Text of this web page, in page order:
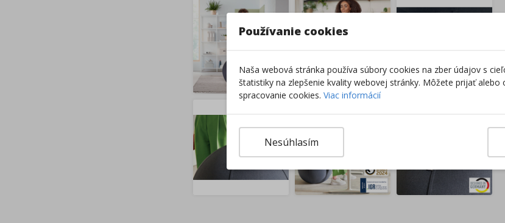
Používanie cookies
Naša webová stránka používa súbory cookies na zber údajov s
štatistiky na zlepšenie kvality webovej stránky. Môžete prijať alebo
spracovanie cookies. Viac informácií
Nesúhlasím